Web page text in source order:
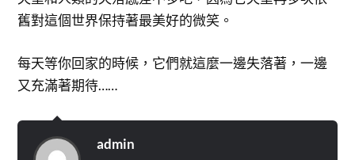
舊對這個世界保持著最美好的微笑。
每天等你回家的時候，它們就這麼一邊失落著，一邊
又充滿著期待……
admin